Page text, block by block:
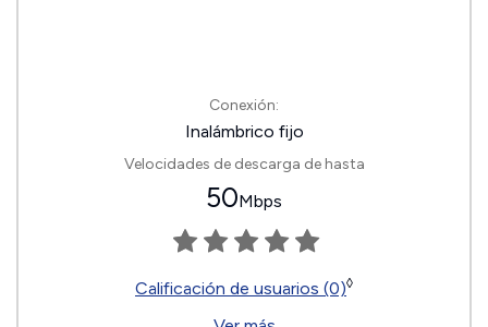
Conexión:
Inalámbrico fijo
Velocidades de descarga de hasta
50Mbps
Calificación de usuarios (0)◊